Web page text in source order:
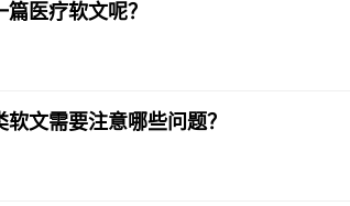
医疗软文呢？
文需要注意哪些问题？